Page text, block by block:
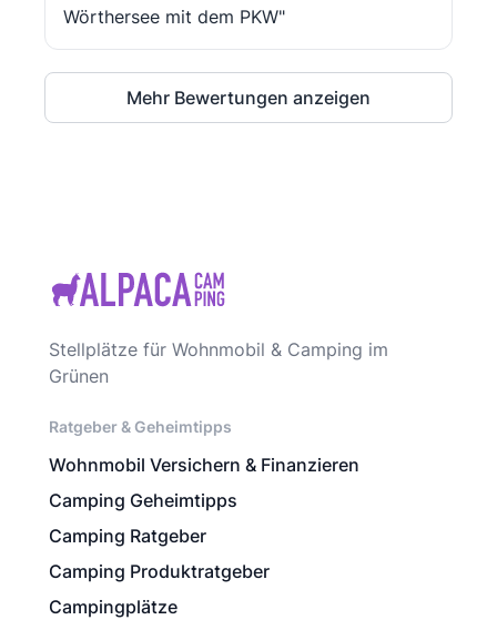
Wörthersee mit dem PKW"
Mehr Bewertungen anzeigen
Stellplätze für Wohnmobil & Camping im
Grünen
Ratgeber & Geheimtipps
Wohnmobil Versichern & Finanzieren
Camping Geheimtipps
Camping Ratgeber
Camping Produktratgeber
Campingplätze